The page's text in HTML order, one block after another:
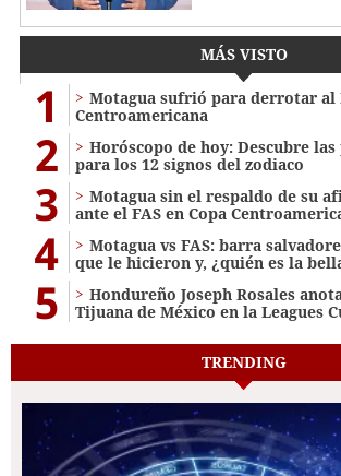
MÁS VISTO
1
Motagua sufrió para derrotar al
Centroamericana
2
Horóscopo de hoy: Descubre
para los 12 signos del zodiaco
3
Motagua sin el respaldo de su
ante el FAS en Copa
4
Motagua vs FAS: barra
que le hicieron y, ¿quién es la
5
Hondureño Joseph Rosales
Tijuana de México en la Leagues
TRENDING